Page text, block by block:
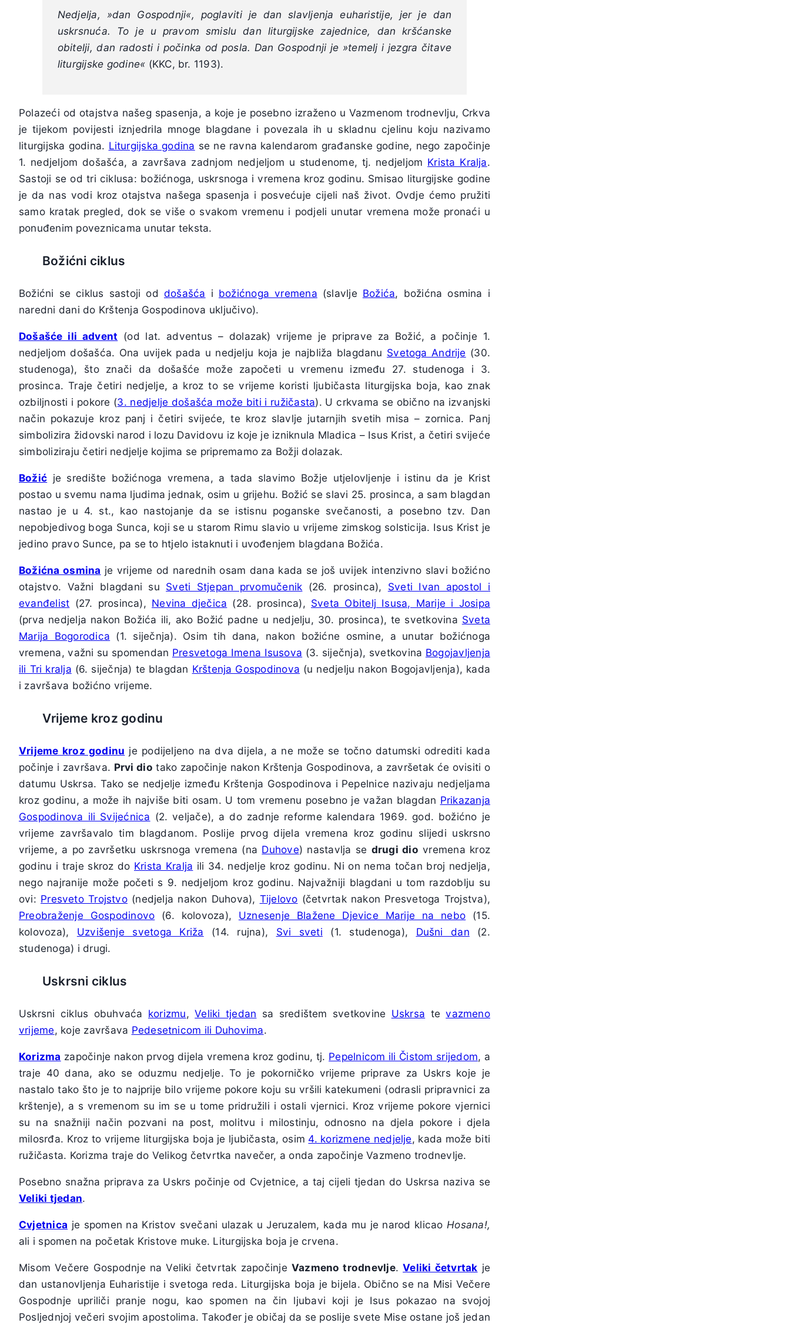
Nedjelja, »dan Gospodnji«, poglaviti je dan slavljenja euharistije, jer je dan
uskrsnuća. To je u pravom smislu dan liturgijske zajednice, dan kršćanske
obitelji, dan radosti i počinka od posla. Dan Gospodnji je »temelj i jezgra čitave
liturgijske godine« (KKC, br. 1193).
Polazeći od otajstva našeg spasenja, a koje je posebno izraženo u Vazmenom trodnevlju, Crkva
je tijekom povijesti iznjedrila mnoge blagdane i povezala ih u skladnu cjelinu koju nazivamo
liturgijska godina. Liturgijska godina se ne ravna kalendarom građanske godine, nego započinje
1. nedjeljom došašća, a završava zadnjom nedjeljom u studenome, tj. nedjeljom Krista Kralja.
Sastoji se od tri ciklusa: božićnoga, uskrsnoga i vremena kroz godinu. Smisao liturgijske godine
je da nas vodi kroz otajstva našega spasenja i posvećuje cijeli naš život. Ovdje ćemo pružiti
samo kratak pregled, dok se više o svakom vremenu i podjeli unutar vremena može pronaći u
ponuđenim poveznicama unutar teksta.
Božićni ciklus
Božićni se ciklus sastoji od došašća i božićnoga vremena (slavlje Božića, božićna osmina i
naredni dani do Krštenja Gospodinova uključivo).
Došašće ili advent (od lat. adventus – dolazak) vrijeme je priprave za Božić, a počinje 1.
nedjeljom došašća. Ona uvijek pada u nedjelju koja je najbliža blagdanu Svetoga Andrije (30.
studenoga), što znači da došašće može započeti u vremenu između 27. studenoga i 3.
prosinca. Traje četiri nedjelje, a kroz to se vrijeme koristi ljubičasta liturgijska boja, kao znak
ozbiljnosti i pokore (3. nedjelje došašća može biti i ružičasta). U crkvama se obično na izvanjski
način pokazuje kroz panj i četiri svijeće, te kroz slavlje jutarnjih svetih misa – zornica. Panj
simbolizira židovski narod i lozu Davidovu iz koje je izniknula Mladica – Isus Krist, a četiri svijeće
simboliziraju četiri nedjelje kojima se pripremamo za Božji dolazak.
Božić je središte božićnoga vremena, a tada slavimo Božje utjelovljenje i istinu da je Krist
postao u svemu nama ljudima jednak, osim u grijehu. Božić se slavi 25. prosinca, a sam blagdan
nastao je u 4. st., kao nastojanje da se istisnu poganske svečanosti, a posebno tzv. Dan
nepobjedivog boga Sunca, koji se u starom Rimu slavio u vrijeme zimskog solsticija. Isus Krist je
jedino pravo Sunce, pa se to htjelo istaknuti i uvođenjem blagdana Božića.
Božićna osmina je vrijeme od narednih osam dana kada se još uvijek intenzivno slavi božićno
otajstvo. Važni blagdani su Sveti Stjepan prvomučenik (26. prosinca), Sveti Ivan apostol i
evanđelist (27. prosinca), Nevina dječica (28. prosinca), Sveta Obitelj Isusa, Marije i Josipa
(prva nedjelja nakon Božića ili, ako Božić padne u nedjelju, 30. prosinca), te svetkovina Sveta
Marija Bogorodica (1. siječnja). Osim tih dana, nakon božićne osmine, a unutar božićnoga
vremena, važni su spomendan Presvetoga Imena Isusova (3. siječnja), svetkovina Bogojavljenja
ili Tri kralja (6. siječnja) te blagdan Krštenja Gospodinova (u nedjelju nakon Bogojavljenja), kada
i završava božićno vrijeme.
Vrijeme kroz godinu
Vrijeme kroz godinu je podijeljeno na dva dijela, a ne može se točno datumski odrediti kada
počinje i završava. Prvi dio tako započinje nakon Krštenja Gospodinova, a završetak će ovisiti o
datumu Uskrsa. Tako se nedjelje između Krštenja Gospodinova i Pepelnice nazivaju nedjeljama
kroz godinu, a može ih najviše biti osam. U tom vremenu posebno je važan blagdan Prikazanja
Gospodinova ili Svijećnica (2. veljače), a do zadnje reforme kalendara 1969. god. božićno je
vrijeme završavalo tim blagdanom. Poslije prvog dijela vremena kroz godinu slijedi uskrsno
vrijeme, a po završetku uskrsnoga vremena (na Duhove) nastavlja se drugi dio vremena kroz
godinu i traje skroz do Krista Kralja ili 34. nedjelje kroz godinu. Ni on nema točan broj nedjelja,
nego najranije može početi s 9. nedjeljom kroz godinu. Najvažniji blagdani u tom razdoblju su
ovi: Presveto Trojstvo(nedjelja nakon Duhova), Tijelovo (četvrtak nakon Presvetoga Trojstva),
Preobraženje Gospodinovo (6. kolovoza), Uznesenje Blažene Djevice Marije na nebo (15.
kolovoza), Uzvišenje svetoga Križa (14. rujna), Svi sveti (1. studenoga), Dušni dan (2.
studenoga) i drugi.
Uskrsni ciklus
Uskrsni ciklus obuhvaća korizmu,Veliki tjedan sa središtem svetkovine Uskrsa tevazmeno
vrijeme, koje završava Pedesetnicom ili Duhovima.
Korizma započinje nakon prvog dijela vremena kroz godinu, tj. Pepelnicom ili Čistom srijedom, a
traje 40 dana, ako se oduzmu nedjelje. To je pokorničko vrijeme priprave za Uskrs koje je
nastalo tako što je to najprije bilo vrijeme pokore koju su vršili katekumeni (odrasli pripravnici za
krštenje), a s vremenom su im se u tome pridružili i ostali vjernici. Kroz vrijeme pokore vjernici
su na snažniji način pozvani na post, molitvu i milostinju, odnosno na djela pokore i djela
milosrđa. Kroz to vrijeme liturgijska boja je ljubičasta, osim 4. korizmene nedjelje, kada može biti
ružičasta. Korizma traje do Velikog četvrtka navečer, a onda započinje Vazmeno trodnevlje.
Posebno snažna priprava za Uskrs počinje od Cvjetnice, a taj cijeli tjedan do Uskrsa naziva se
Veliki tjedan.
Cvjetnica je spomen na Kristov svečani ulazak u Jeruzalem, kada mu je narod klicao Hosana!,
ali i spomen na početak Kristove muke. Liturgijska boja je crvena.
Misom Večere Gospodnje na Veliki četvrtak započinje Vazmeno trodnevlje.Veliki četvrtak je
dan ustanovljenja Euharistije i svetoga reda. Liturgijska boja je bijela. Obično se na Misi Večere
Gospodnje upriliči pranje nogu, kao spomen na čin ljubavi koji je Isus pokazao na svojoj
Posljednjoj večeri svojim apostolima. Također je običaj da se poslije svete Mise ostane još jedan